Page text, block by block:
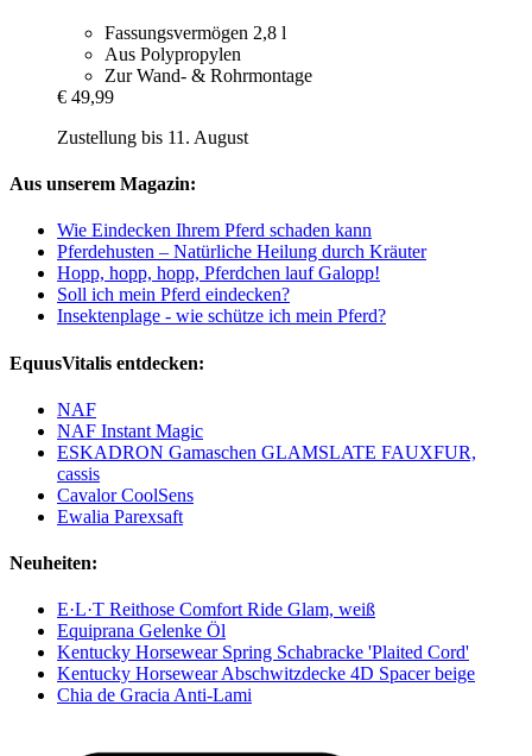
Fassungsvermögen 2,8 l
Aus Polypropylen
Zur Wand- & Rohrmontage
€ 49,99
Zustellung bis 11. August
Aus unserem Magazin:
Wie Eindecken Ihrem Pferd schaden kann
Pferdehusten – Natürliche Heilung durch Kräuter
Hopp, hopp, hopp, Pferdchen lauf Galopp!
Soll ich mein Pferd eindecken?
Insektenplage - wie schütze ich mein Pferd?
EquusVitalis entdecken:
NAF
NAF Instant Magic
ESKADRON Gamaschen GLAMSLATE FAUXFUR,
cassis
Cavalor CoolSens
Ewalia Parexsaft
Neuheiten:
E·L·T Reithose Comfort Ride Glam, weiß
Equiprana Gelenke Öl
Kentucky Horsewear Spring Schabracke 'Plaited Cord'
Kentucky Horsewear Abschwitzdecke 4D Spacer beige
Chia de Gracia Anti-Lami